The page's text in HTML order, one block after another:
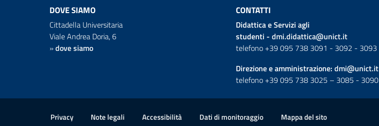
DOVE SIAMO
Cittadella Universitaria
Viale Andrea Doria, 6
»dove siamo
CONTATTI
Didattica e Servizi agli
studenti - dmi.didattica@unict.it
telefono +39 095 738 3091 - 3092 - 3093
Direzione e amministrazione: dmi@unict.it
telefono +39 095 738 3025 – 3085 - 3090
Privacy Note legali Accessibilità Dati di monitoraggio Mappa del sito